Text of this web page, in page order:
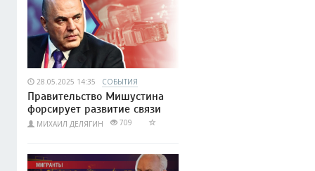
28.05.2025 14:35 СОБЫТИЯ
Правительство Мишустина
форсирует развитие связи
МИХАИЛ ДЕЛЯГИН 709